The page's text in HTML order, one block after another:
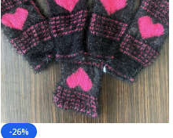
-26%